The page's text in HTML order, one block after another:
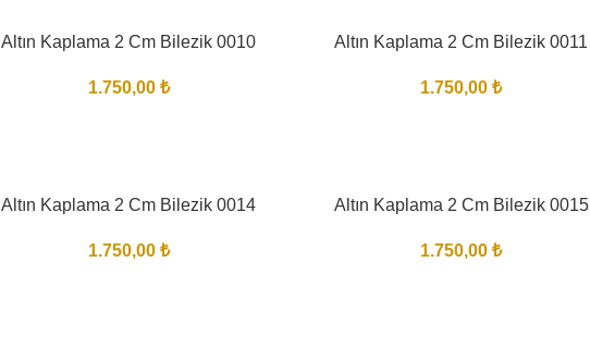
Altın Kaplama 2 Cm Bilezik 0010
1.750,00 ₺
Altın Kaplama 2 Cm Bilezik 0011
1.750,00₺
Altın Kaplama 2 Cm Bilezik 0014
1.750,00 ₺
Altın Kaplama 2 Cm Bilezik 0015
1.750,00₺